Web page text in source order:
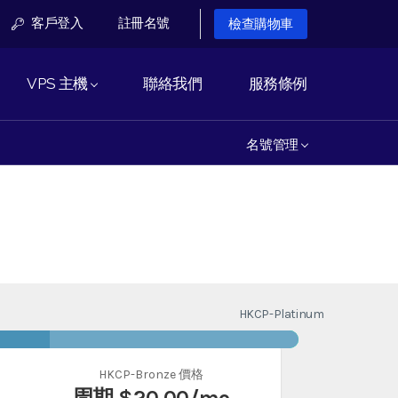
客戶登入 註冊名號 檢查購物車
VPS 主機 聯絡我們 服務條例
名號管理
HKCP-Platinum
HKCP-Bronze 價格